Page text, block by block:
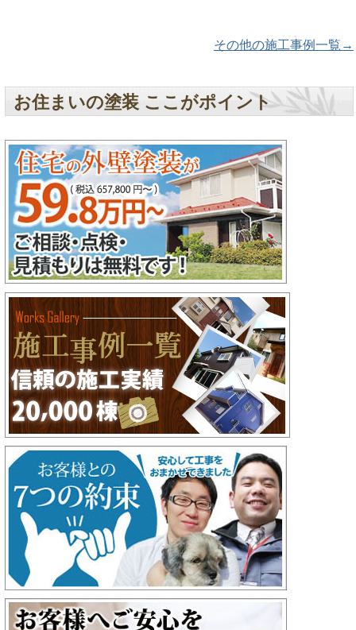
その他の施工事例一覧→
お住まいの塗装 ここがポイント